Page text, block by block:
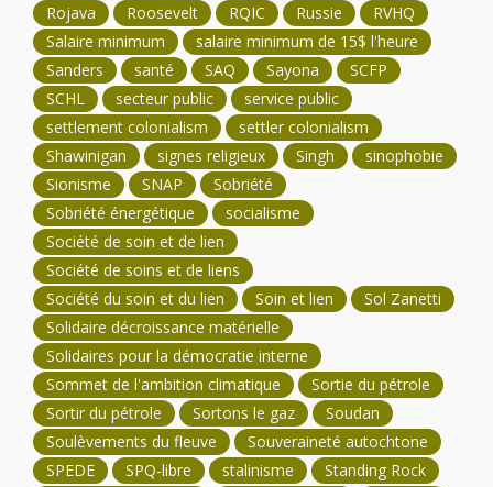
Rojava
Roosevelt RQIC Russie
RVHQ
Salaire minimum
salaire minimum de 15$ l'heure
Sanders
santé SAQ Sayona
SCFP
SCHL
secteur public
service public
settlement colonialism
settler colonialism
Shawinigan
signes religieux Singh
sinophobie
Sionisme
SNAP
Sobriété
Sobriété énergétique
socialisme
Société de soin et de lien
Société de soins et de liens
Société du soin et du lien
Soin et lien
Sol Zanetti
Solidaire décroissance matérielle
Solidaires pour la démocratie interne
Sommet de l'ambition climatique
Sortie du pétrole
Sortir du pétrole
Sortons le gaz
Soudan
Soulèvements du fleuve
Souveraineté autochtone
SPEDE
SPQ-libre stalinisme
Standing Rock